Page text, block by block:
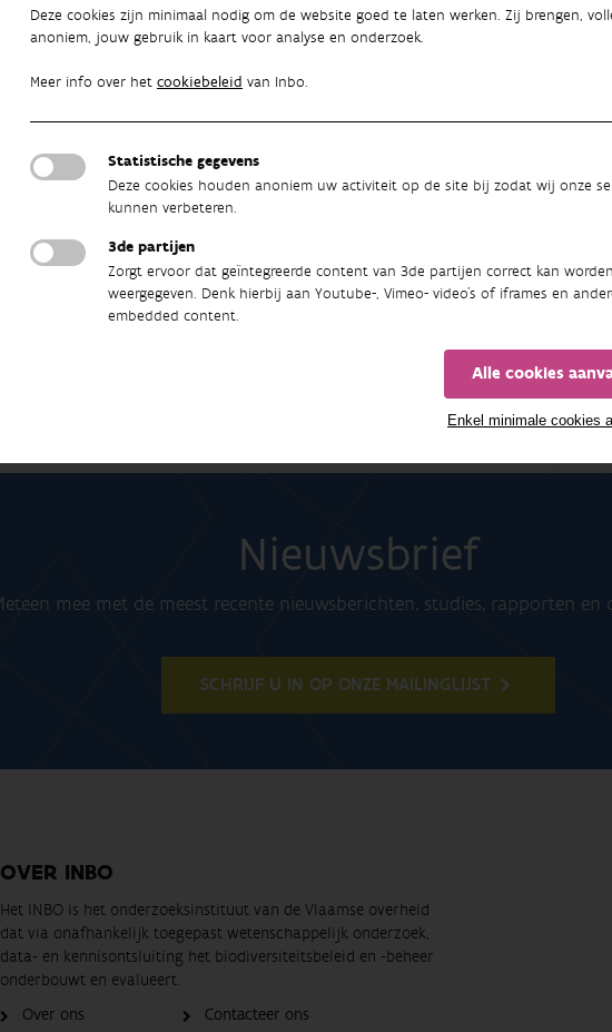
Deze cookies zijn minimaal nodig om de website goed te laten werken. Zij brengen,
anoniem, jouw gebruik in kaart voor analyse en onderzoek.
Meer info over het cookiebeleid van Inbo.
Statistische gegevens
Deze cookies houden anoniem uw activiteit op de site bij zodat wij onze
kunnen verbeteren.
3de partijen
Zorgt ervoor dat geïntegreerde content van 3de partijen correct kan worden
weergegeven. Denk hierbij aan Youtube-, Vimeo- video's of iframes en
embedded content.
Alle cookies
Enkel minimale cookies
Nieuwsbrief
mee met de meest recente nieuwsberichten, studies, rapporten en
SCHRIJF U IN OP ONZE MAILINGLIJST
OVER INBO
Het INBO is het onderzoeksinstituut van de Vlaamse overheid
dat via onafhankelijk toegepast wetenschappelijk onderzoek,
data- en kennisontsluiting het biodiversiteitsbeleid en -beheer
onderbouwt en evalueert.
Over ons
Contacteer ons